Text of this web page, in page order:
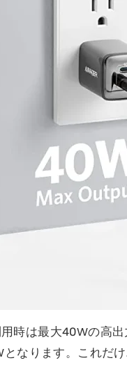
時は最大40Wの高
なります。これだ